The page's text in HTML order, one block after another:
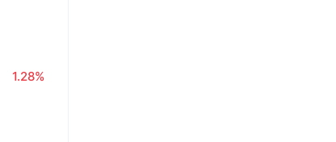
1.28%